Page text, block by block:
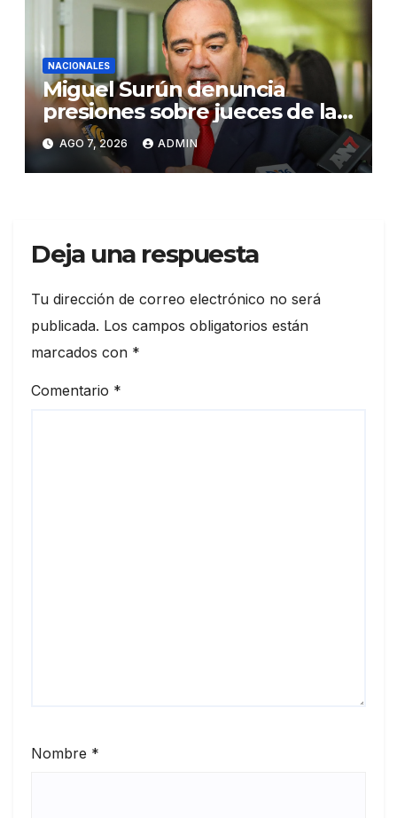
NACIONALES
Miguel Surún denuncia
presiones sobre jueces de la
Suprema Corte de Justicia
AGO 7, 2026 ADMIN
Deja una respuesta
Tu dirección de correo electrónico no será
publicada. Los campos obligatorios están
marcados con *
Comentario *
Nombre *